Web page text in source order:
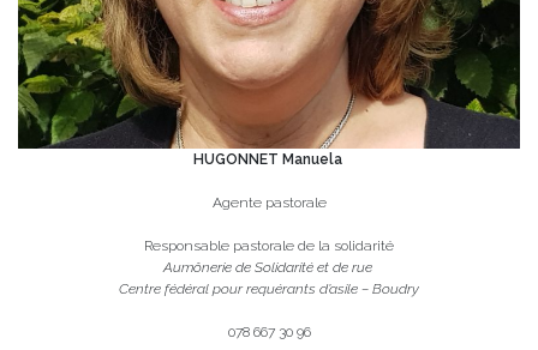
HUGONNET Manuela
Agente pastorale
Responsable pastorale de la solidarité
Aumônerie de Solidarité et de rue
Centre fédéral pour requérants d’asile – Boudry
078 667 30 96